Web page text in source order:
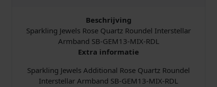
Beschrijving
Sparkling Jewels Rose Quartz Roundel Interstellar
Armband SB-GEM13-MIX-RDL
Extra informatie
Sparkling Jewels Additional Rose Quartz Roundel
Interstellar Armband SB-GEM13-MIX-RDL